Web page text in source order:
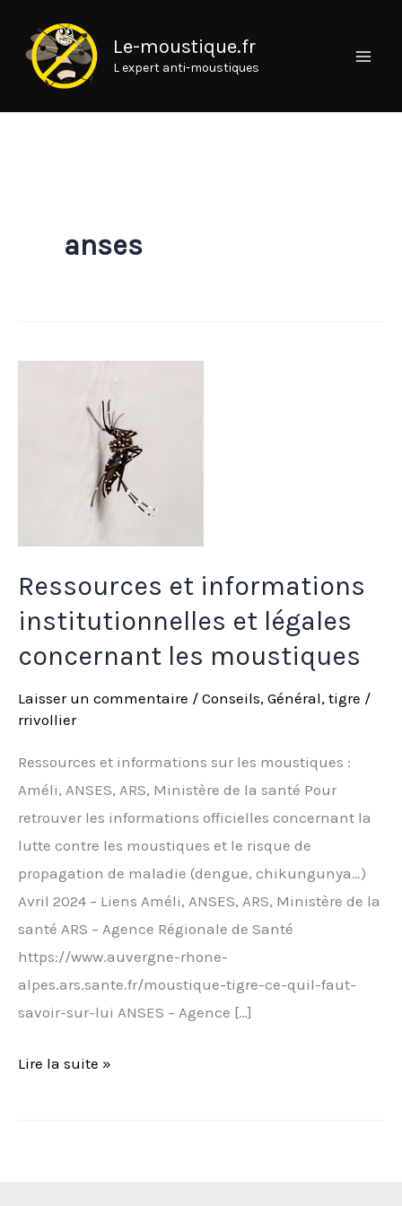
contenu
Le-moustique.fr
L expert anti-moustiques
anses
Ressources et informations
institutionnelles et légales
concernant les moustiques
Laisser un commentaire / Conseils, Général, tigre /
rrivollier
Ressources et informations sur les moustiques :
Améli, ANSES, ARS, Ministère de la santé Pour
retrouver les informations officielles concernant la
lutte contre les moustiques et le risque de
propagation de maladie (dengue, chikungunya…)
Avril 2024 – Liens Améli, ANSES, ARS, Ministère de la
santé ARS – Agence Régionale de Santé
https://www.auvergne-rhone-
alpes.ars.sante.fr/moustique-tigre-ce-quil-faut-
savoir-sur-lui ANSES – Agence […]
informations
institutionnelles
moustiques
Lire la suite »